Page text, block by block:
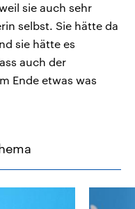
sie auch sehr
selbst. Sie hätte da
sie hätte es
auch der
Ende etwas was